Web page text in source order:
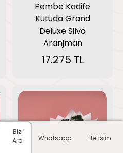
Pembe Kadife
Kutuda Grand
Deluxe Silva
Aranjman
17.275 TL
Bizi
Ara
Whatsapp İletisim